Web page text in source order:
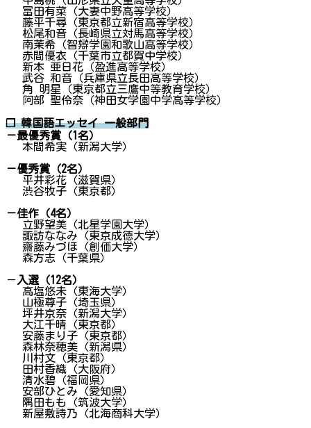
冨田有菜（大妻中野高等学校）
藤平千尋（東京都立新宿高等学校）
松尾和音（長崎県立対馬高等学校）
南茉希（智辯学園和歌山高等学校）
赤間優衣（千葉市立都賀中学校）
新本 亜日花（盈進高等学校）
武谷 和音（兵庫県立長田高等学校）
角 明星（東京都立三鷹中等教育学校）
阿部 聖伶奈（神田女学園中学高等学校）
❐ 韓国語エッセイ 一般部門
－最優秀賞（1名）
本間希実（新潟大学）
－優秀賞（2名）
平井彩花（滋賀県）
渋谷牧子（東京都）
－佳作（4名）
立野望美（北星学園大学）
諏訪ななみ（東京成徳大学）
齋藤みづほ（創価大学）
森方志（千葉県）
－ 入選（12名）
高塩悠未（東海大学）
山極尊子（埼玉県）
坪井京奈（新潟大学）
大江千晴（東京都）
安藤まり子（東京都）
森林奈穂美（新潟県）
川村文（東京都）
田村香織（大阪府）
清水碧（福岡県）
安部ひとみ（愛知県）
隅田もも（筑波大学）
新屋敷詩乃（北海商科大学）